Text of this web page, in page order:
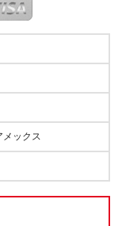
メックス